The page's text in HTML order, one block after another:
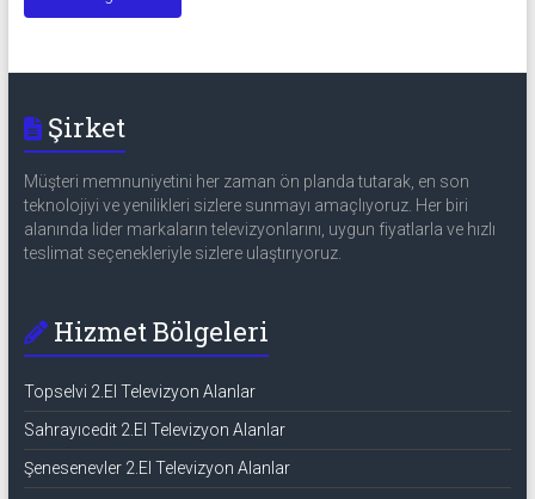
Şirket
Müşteri memnuniyetini her zaman ön planda tutarak, en son
teknolojiyi ve yenilikleri sizlere sunmayı amaçlıyoruz. Her biri
alanında lider markaların televizyonlarını, uygun fiyatlarla ve hızlı
teslimat seçenekleriyle sizlere ulaştırıyoruz.
Hizmet Bölgeleri
Topselvi 2.El Televizyon Alanlar
Sahrayıcedit 2.El Televizyon Alanlar
Şenesenevler 2.El Televizyon Alanlar